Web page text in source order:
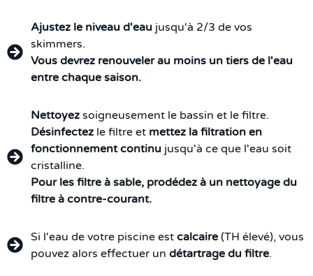
Ajustez le niveau d'eau jusqu'à 2/3 de vos
skimmers.
Vous devrez renouveler au moins un tiers de l'eau
entre chaque saison.
Nettoyez soigneusement le bassin et le filtre.
Désinfectez le filtre et mettez la filtration en
fonctionnement continujusqu'à ce que l'eau soit
cristalline.
Pour les filtre à sable, prodédez à un nettoyage du
filtre à contre-courant.
Si l'eau de votre piscine est calcaire (TH élevé), vous
pouvez alors effectuer un détartrage du filtre.